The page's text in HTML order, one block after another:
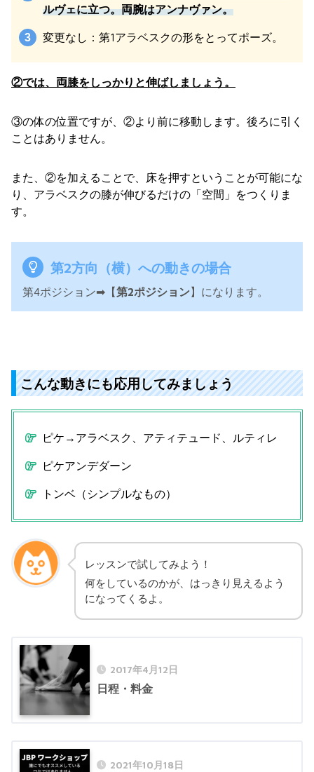
ルヴェに立つ。両腕はアンナヴァン。
変更なし：第1アラベスクの形をとってポーズ。
②では、両膝をしっかりと伸ばしましょう。
③の体の位置ですが、②より前に移動します。後ろに引く
ことはありません。
また、②を加えることで、床を押すということが可能にな
り、アラベスクの膝が伸びるだけの「空間」をつくりま
す。
第2方向（横）への動きの場合
第4ポジション➡︎【第2ポジション】になります。
こんな動きにも応用してみましょう
ピケ→アラベスク、アティテュード、ルティレ
ピケアンデダーン
トンベ（シンプルなもの）
レッスンで試してみよう！
何をしているのかが、はっきり見えるよう
になってくるよ。
2017年4月12日
日程・料金
2021年10月18日